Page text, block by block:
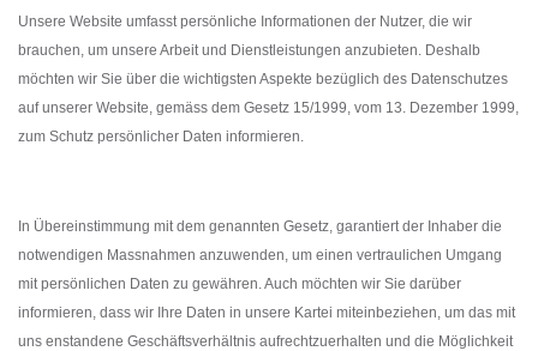
Unsere Website umfasst persönliche Informationen der Nutzer, die wir
brauchen, um unsere Arbeit und Dienstleistungen anzubieten. Deshalb
möchten wir Sie über die wichtigsten Aspekte bezüglich des Datenschutzes
auf unserer Website, gemäss dem Gesetz 15/1999, vom 13. Dezember 1999,
zum Schutz persönlicher Daten informieren.
In Übereinstimmung mit dem genannten Gesetz, garantiert der Inhaber die
notwendigen Massnahmen anzuwenden, um einen vertraulichen Umgang
mit persönlichen Daten zu gewähren. Auch möchten wir Sie darüber
informieren, dass wir Ihre Daten in unsere Kartei miteinbeziehen, um das mit
uns enstandene Geschäftsverhältnis aufrechtzuerhalten und die Möglichkeit